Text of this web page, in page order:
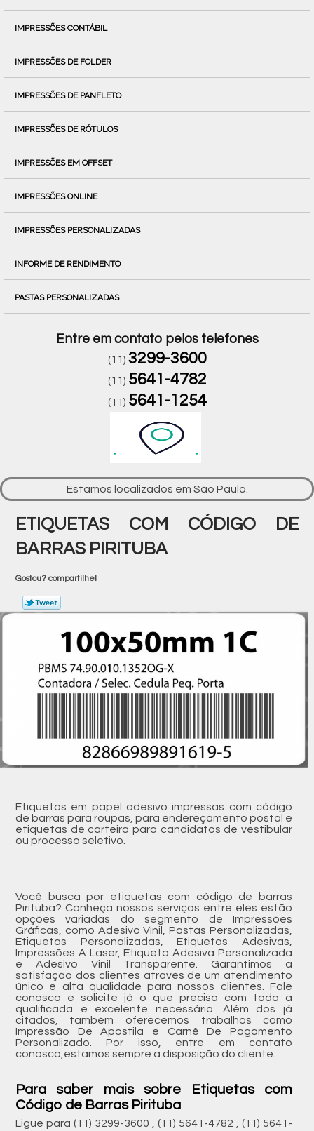
IMPRESSÕES CONTÁBIL
IMPRESSÕES DE FOLDER
IMPRESSÕES DE PANFLETO
IMPRESSÕES DE RÓTULOS
IMPRESSÕES EM OFFSET
IMPRESSÕES ONLINE
IMPRESSÕES PERSONALIZADAS
INFORME DE RENDIMENTO
PASTAS PERSONALIZADAS
Entre em contato pelos telefones
(11) 3299-3600
(11) 5641-4782
(11) 5641-1254
Estamos localizados em São Paulo.
ETIQUETAS COM CÓDIGO DE
BARRAS PIRITUBA
Gostou? compartilhe!
Etiquetas em papel adesivo impressas com código
de barras para roupas, para endereçamento postal e
etiquetas de carteira para candidatos de vestibular
ou processo seletivo.
Você busca por etiquetas com código de barras
Pirituba? Conheça nossos serviços entre eles estão
opções variadas do segmento de Impressões
Gráficas, como Adesivo Vinil, Pastas Personalizadas,
Etiquetas Personalizadas, Etiquetas Adesivas,
Impressões A Laser, Etiqueta Adesiva Personalizada
e Adesivo Vinil Transparente. Garantimos a
satisfação dos clientes através de um atendimento
único e alta qualidade para nossos clientes. Fale
conosco e solicite já o que precisa com toda a
qualificada e excelente necessária. Além dos já
citados, também oferecemos trabalhos como
Impressão De Apostila e Carnê De Pagamento
Personalizado. Por isso, entre em contato
conosco,estamos sempre a disposição do cliente.
Para saber mais sobre Etiquetas com
Código de Barras Pirituba
Ligue para (11) 3299-3600 ,(11) 5641-4782 ,(11) 5641-